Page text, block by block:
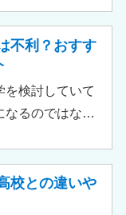
点などをわかり
用負担を抑え
してみましょ
不利？おすす
を検討していて
なるのではない
か。 結論とし
ているからと
校との違いや